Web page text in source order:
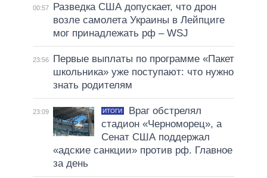
00:57
Разведка США допускает, что дрон
возле самолета Украины в Лейпциге
мог принадлежать рф – WSJ
23:56
Первые выплаты по программе «Пакет
школьника» уже поступают: что нужно
знать родителям
23:09 ИТОГИ
Враг обстрелял
стадион «Черноморец», а
Сенат США поддержал
«адские санкции» против рф. Главное
за день